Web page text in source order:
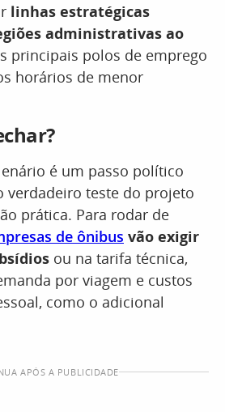
linhas estratégicas
administrativas ao
principais polos de emprego
horários de menor
é um passo político
verdadeiro teste do projeto
prática. Para rodar de
de ônibus vão exigir
ou na tarifa técnica,
por viagem e custos
como o adicional
APÓS A PUBLICIDADE